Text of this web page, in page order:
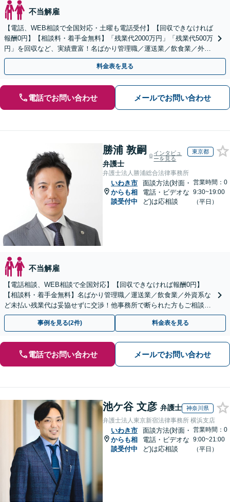
不当解雇
【電話、WEB相談で全国対応・土曜も電話受付】【回収できなければ
報酬0円】【相談料・着手金無料】「残業代2000万円」「残業代500万
円」を回収など、実績豊富！名ばかり管理職／運送業／飲食業／外資
系など妥協せずに交渉！他で断られた方も対応。
料金表を見る
電話でお問い合わせ メールでお問い合わせ
勝浦 敦嗣
弁護士
インタビュ
ーを見る
東京都
弁護士法人勝浦総合法律事務所
いわき市
からも相
談受付中
面談方法(対面・
電話・ビデオな
ど)は応相談
営業時間：0
9:30~19:00
（平日）
不当解雇
【電話相談、WEB相談で全国対応】【回収できなければ報酬0円】
【相談料・着手金無料】名ばかり管理職／運送業／飲食業／外資系な
ど未払い残業代は妥協せずに交渉！他事務所で断られた方もご相談く
ださい。【解決事例が豊富】土曜日も電話受付しています
事例を見る(2件) 料金表を見る
電話でお問い合わせ メールでお問い合わせ
池ケ谷 文彦 弁護士 神奈川県
弁護士法人東京新宿法律事務所 横浜支店
いわき市
からも相
談受付中
面談方法(対面・
電話・ビデオな
ど)は応相談
営業時間：0
9:00~21:00
（平日）